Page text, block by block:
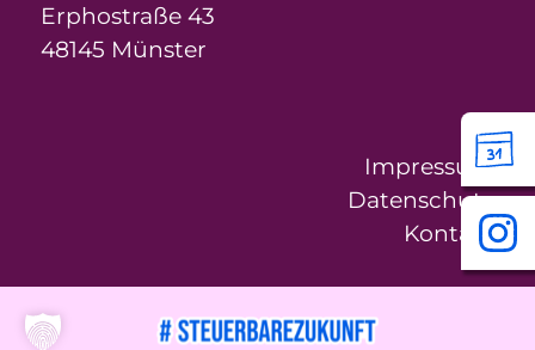
Erphostraße 43
48145 Münster
Impressum
Datenschutz
Kontakt